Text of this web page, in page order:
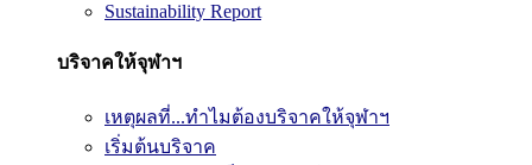
Sustainability Report
บริจาคให้จุฬาฯ
เหตุผลที่...ทำไมต้องบริจาคให้จุฬาฯ
เริ่มต้นบริจาค